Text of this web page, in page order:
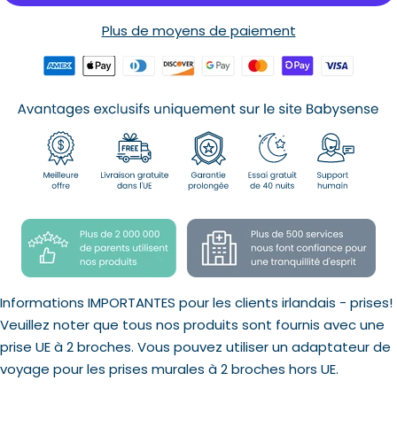
Plus de moyens de paiement
Informations IMPORTANTES pour les clients irlandais - prises!
Veuillez noter que tous nos produits sont fournis avec une
prise UE à 2 broches. Vous pouvez utiliser un adaptateur de
voyage pour les prises murales à 2 broches hors UE.